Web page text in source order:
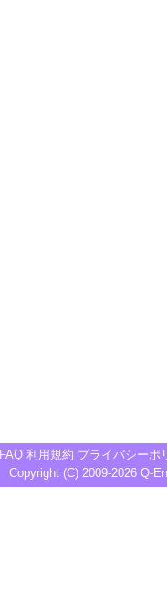
FAQ 利用規約 プライバシーポ
Copyright (C) 2009-2026 Q-